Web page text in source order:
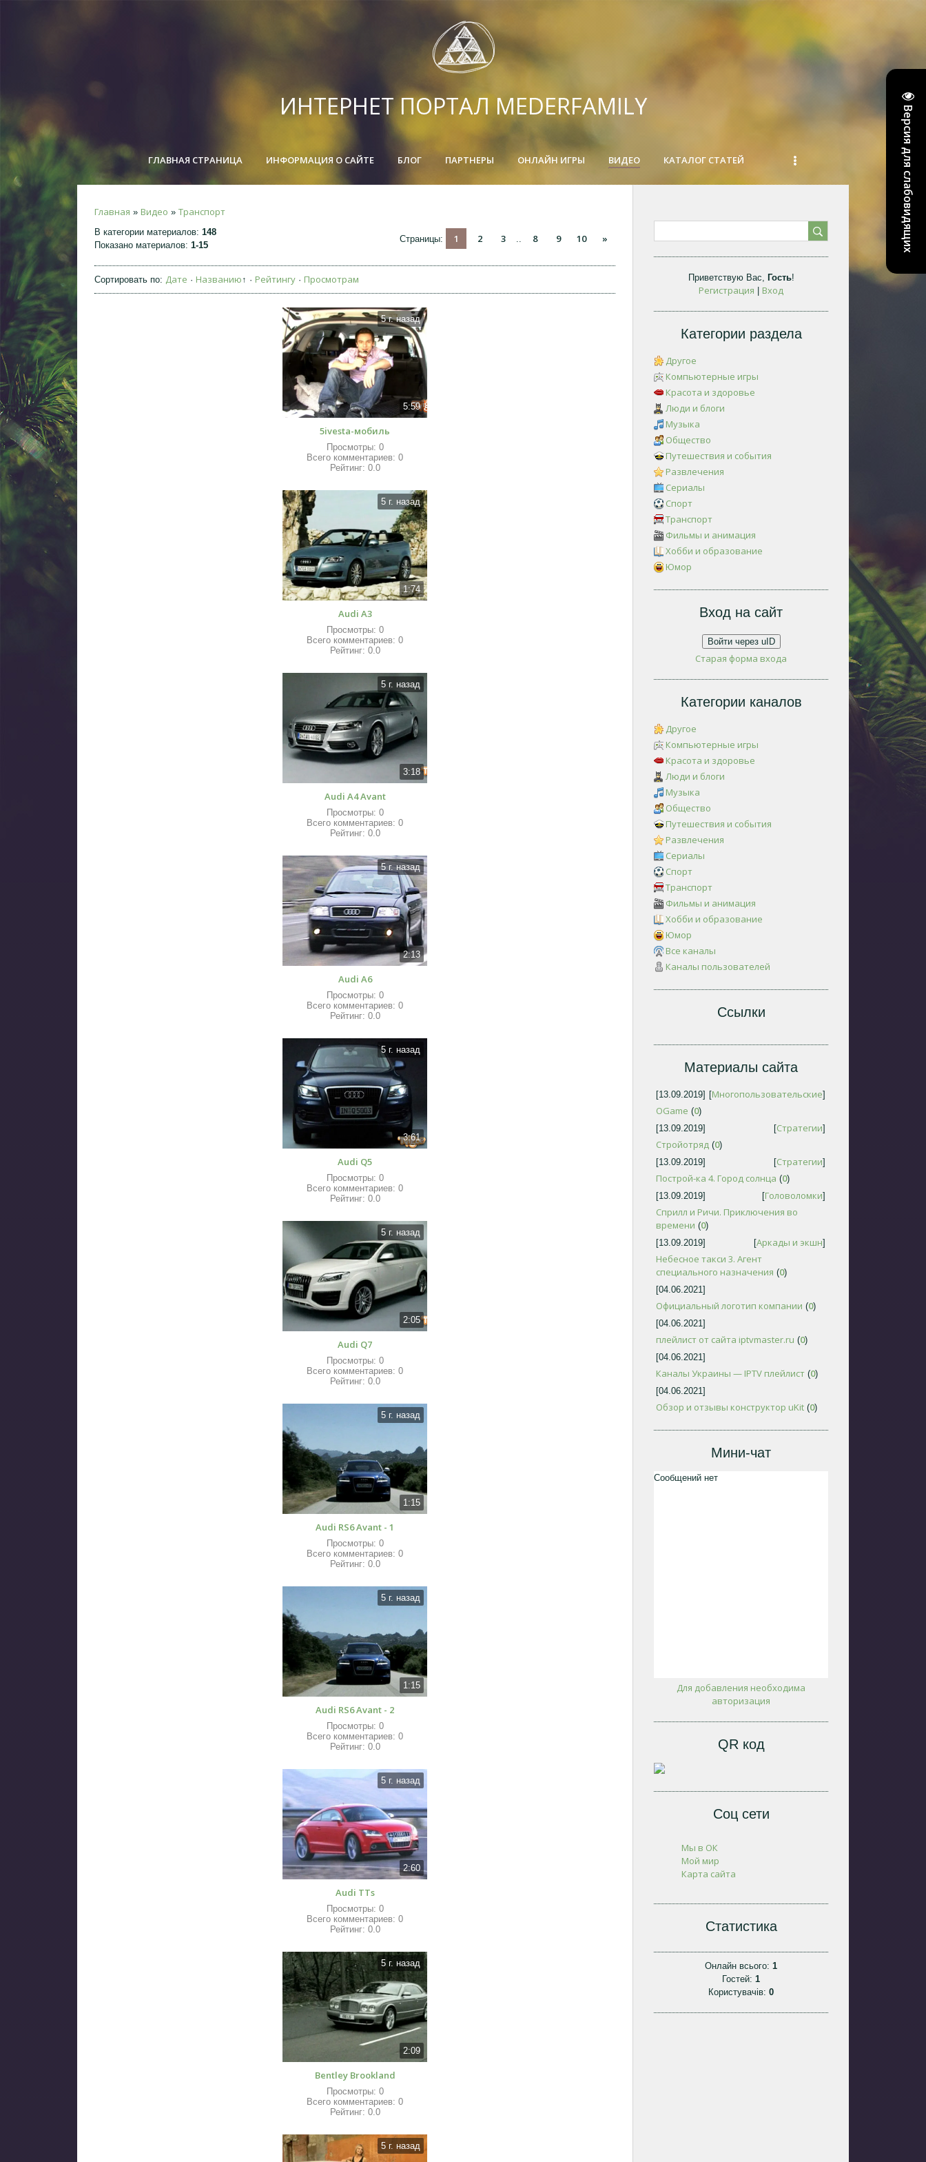
Версия для слабовидящих
ИНТЕРНЕТ ПОРТАЛ MEDERFAMILY
ГЛАВНАЯ СТРАНИЦА ИНФОРМАЦИЯ О САЙТЕ БЛОГ ПАРТНЕРЫ ОНЛАЙН ИГРЫ ВИДЕО КАТАЛОГ СТАТЕЙ
Главная » Видео » Транспорт
В категории материалов: 148
Показано материалов: 1-15
Страницы: 1 2 3 .. 8 9 10 »
Сортировать по: Дате · Названию↑ · Рейтингу · Просмотрам
5 г. назад
5:59
5ivesta-мобиль
Просмотры: 0
Всего комментариев:0
Рейтинг: 0.0
5 г. назад
1:74
Audi A3
Просмотры: 0
Всего комментариев:0
Рейтинг: 0.0
5 г. назад
3:18
Audi A4 Avant
Просмотры: 0
Всего комментариев:0
Рейтинг: 0.0
5 г. назад
2:13
Audi A6
Просмотры: 0
Всего комментариев:0
Рейтинг: 0.0
5 г. назад
3:61
Audi Q5
Просмотры: 0
Всего комментариев:0
Рейтинг: 0.0
5 г. назад
2:05
Audi Q7
Просмотры: 0
Всего комментариев:0
Рейтинг: 0.0
5 г. назад
1:15
Audi RS6 Avant - 1
Просмотры: 0
Всего комментариев:0
Рейтинг: 0.0
5 г. назад
1:15
Audi RS6 Avant - 2
Просмотры: 0
Всего комментариев:0
Рейтинг: 0.0
5 г. назад
2:60
Audi TTs
Просмотры: 0
Всего комментариев:0
Рейтинг: 0.0
5 г. назад
2:09
Bentley Brookland
Просмотры: 0
Всего комментариев:0
Рейтинг: 0.0
5 г. назад
Приветствую Вас, Гость!
Регистрация Вход
Категории раздела
Другое
Компьютерные игры
Красота и здоровье
Люди и блоги
Музыка
Общество
Путешествия и события
Развлечения
Сериалы
Спорт
Транспорт
Фильмы и анимация
Хобби и образование
Юмор
Вход на сайт
Войти через uID
Старая форма входа
Категории каналов
Другое
Компьютерные игры
Красота и здоровье
Люди и блоги
Музыка
Общество
Путешествия и события
Развлечения
Сериалы
Спорт
Транспорт
Фильмы и анимация
Хобби и образование
Юмор
Все каналы
Каналы пользователей
Ссылки
Материалы сайта
[13.09.2019] [Многопользовательские]
OGame (0)
[13.09.2019]
[Стратегии]
Стройотряд (0)
[13.09.2019]
[Стратегии]
Построй-ка 4. Город солнца (0)
[13.09.2019]
[Головоломки]
Сприлл и Ричи. Приключения во
времени (0)
[13.09.2019]
[Аркады и экшн]
Небесное такси 3. Агент
специального назначения (0)
[04.06.2021]
Официальный логотип компании (0)
[04.06.2021]
плейлист от сайта iptvmaster.ru (0)
[04.06.2021]
Каналы Украины — IPTV плейлист (0)
[04.06.2021]
Обзор и отзывы конструктор uKit (0)
Мини-чат
Для добавления необходима
авторизация
QR код
Соц сети
Мы в ОК
Мой мир
Карта сайта
Статистика
Онлайн всього:1
Гостей:1
Користувачів:0